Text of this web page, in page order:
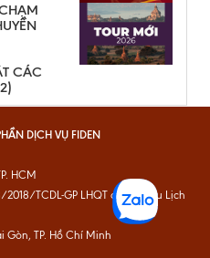
CÁC
DỊCH VỤ FIDEN
HCM
TCDL-GP LHQT do Cục Du Lịch
Gòn, TP. Hồ Chí Minh